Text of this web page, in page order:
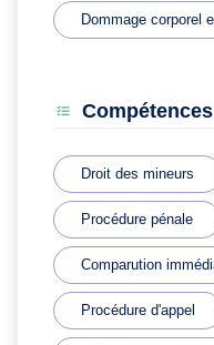
Dommage corporel
Compétences
Droit des mineurs
Procédure pénale
Comparution
Procédure d'appel